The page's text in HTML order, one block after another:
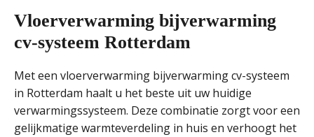
Vloerverwarming bijverwarming
cv-systeem Rotterdam
Met een vloerverwarming bijverwarming cv-systeem
in Rotterdam haalt u het beste uit uw huidige
verwarmingssysteem. Deze combinatie zorgt voor een
gelijkmatige warmteverdeling in huis en verhoogt het